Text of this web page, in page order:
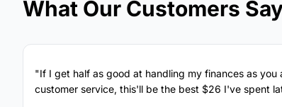
What Our Customers
"If I get half as good at handling my finances as you
customer service, this'll be the best $26 I've spent